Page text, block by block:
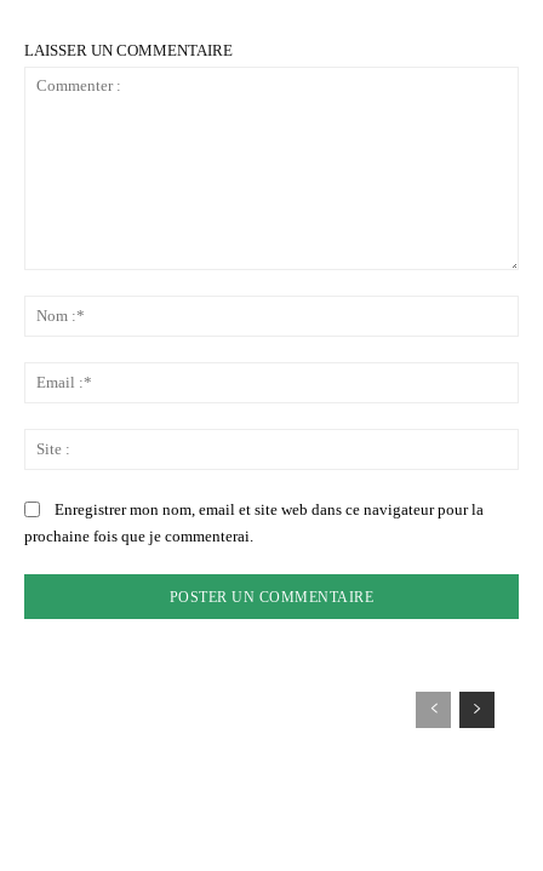
LAISSER UN COMMENTAIRE
Enregistrer mon nom, email et site web dans ce navigateur pour la
prochaine fois que je commenterai.